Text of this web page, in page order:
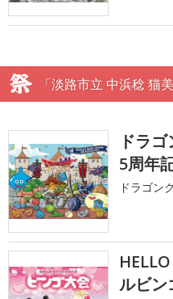
「淡路市立 中浜稔 猫
ドラ
5周年
ドラゴン
ルビン